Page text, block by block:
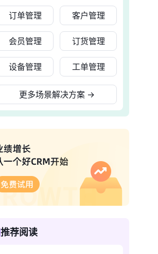
订单管理 客户管理
会员管理 订货管理
设备管理 工单管理
更多场景解决方案 →
推荐阅读